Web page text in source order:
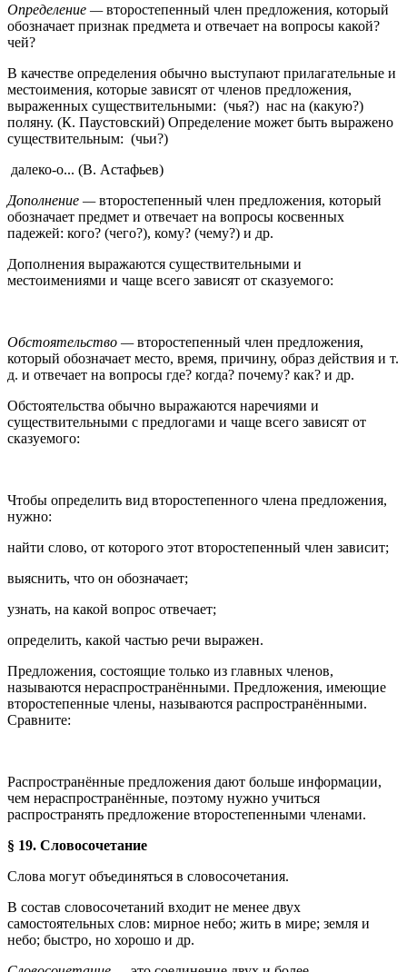
Определение —второстепенный член предложения, который
обозначает признак предмета и отвечает на вопросы какой?
чей?
В качестве определения обычно выступают прилагательные и
местоимения, которые зависят от членов предложения,
выраженных существительными: (чья?) нас на (какую?)
поляну. (К. Паустовский) Определение может быть выражено
существительным: (чьи?)
далеко-о... (В. Астафьев)
Дополнение —второстепенный член предложения, который
обозначает предмет и отвечает на вопросы косвенных
падежей: кого? (чего?), кому? (чему?) и др.
Дополнения выражаются существительными и
местоимениями и чаще всего зависят от сказуемого:
Обстоятельство —второстепенный член предложения,
который обозначает место, время, причину, образ действия и т.
д. и отвечает на вопросы где? когда? почему? как? и др.
Обстоятельства обычно выражаются наречиями и
существительными с предлогами и чаще всего зависят от
сказуемого:
Чтобы определить вид второстепенного члена предложения,
нужно:
найти слово, от которого этот второстепенный член зависит;
выяснить, что он обозначает;
узнать, на какой вопрос отвечает;
определить, какой частью речи выражен.
Предложения, состоящие только из главных членов,
называются нераспространёнными. Предложения, имеющие
второстепенные члены, называются распространёнными.
Сравните:
Распространённые предложения дают больше информации,
чем нераспространённые, поэтому нужно учиться
распространять предложение второстепенными членами.
§ 19. Словосочетание
Слова могут объединяться в словосочетания.
В состав словосочетаний входит не менее двух
самостоятельных слов: мирное небо; жить в мире; земля и
небо; быстро, но хорошо и др.